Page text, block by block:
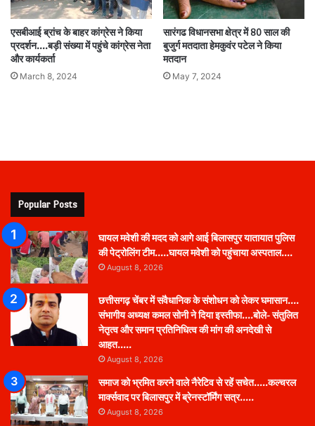
एसबीआई ब्रांच के बाहर कांग्रेस ने किया
प्रदर्शन….बड़ी संख्या में पहुंचे कांग्रेस नेता
और कार्यकर्ता
March 8, 2024
सारंगढ विधानसभा क्षेत्र में 80 साल की
बुजुर्ग मतदाता हेमकुवंर पटेल ने किया
मतदान
May 7, 2024
Popular Posts
घायल मवेशी की मदद को आगे आई बिलासपुर यातायात पुलिस
की पेट्रोलिंग टीम…..घायल मवेशी को पहुंचाया अस्पताल….
August 8, 2026
छत्तीसगढ़ चेंबर में संवैधानिक के संशोधन को लेकर घमासान….
संभागीय अध्यक्ष कमल सोनी ने दिया इस्तीफा….बोले- संतुलित
नेतृत्व और समान प्रतिनिधित्व की मांग की अनदेखी से
आहत…..
August 8, 2026
समाज को भ्रमित करने वाले नैरेटिव से रहें सचेत…..कल्चरल
मार्क्सवाद पर बिलासपुर में ब्रेनस्टॉर्मिंग सत्र…..
August 8, 2026